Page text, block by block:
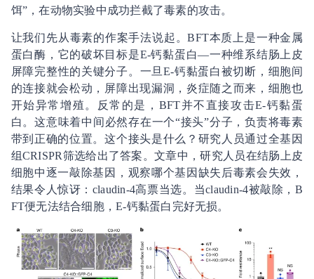
饵”，在动物实验中成功拦截了毒素的攻击。
让我们先从毒素的作案手法说起。BFT本质上是一种金属
蛋白酶，它的破坏目标是E-钙黏蛋白—一种维系结肠上皮
屏障完整性的关键分子。一旦E-钙黏蛋白被切断，细胞间
的连接就会松动，屏障出现漏洞，炎症随之而来，细胞也
开始异常增殖。反常的是，BFT并不直接攻击E-钙黏蛋
白。这意味着中间必然存在一个“接头”分子，负责将毒素
带到正确的位置。这个接头是什么？研究人员通过全基因
组CRISPR筛选给出了答案。文章中，研究人员在结肠上皮
细胞中逐一敲除基因，观察哪个基因缺失后毒素会失效，
结果令人惊讶：claudin-4高票当选。当claudin-4被敲除，B
FT便无法结合细胞，E-钙黏蛋白完好无损。